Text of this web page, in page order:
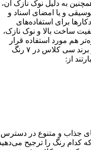
به دلیل نوک نازک آن،
و یا امضای اسناد و
برای استفاده‌های
ساخت بالا و نوک نازک،
هم مورد استفاده قرار
بگیرند.این خودکار به نام "Candid" از برند سی کلاس در ۷ رنگ
از:
جذاب و متنوع در دسترس
کدام رنگ را ترجیح